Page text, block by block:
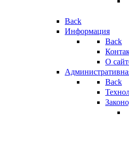
Back
Информация
Back
О
Back